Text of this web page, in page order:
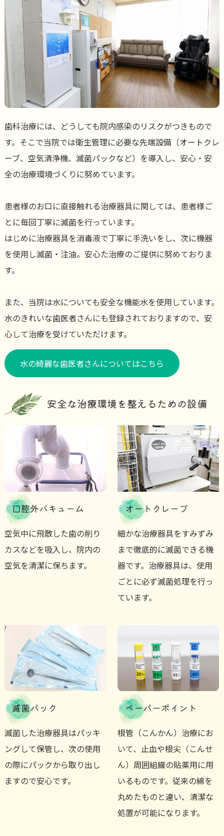
歯科治療には、どうしても院内感染のリスクがつきもので
す。そこで当院では衛生管理に必要な先端設備（オートクレ
ーブ、空気清浄機、滅菌パックなど）を導入し、安心・安
全の治療環境づくりに努めています。
患者様のお口に直接触れる治療器具に関しては、患者様ご
とに毎回丁寧に滅菌を行っています。
はじめに治療器具を消毒液で丁寧に手洗いをし、次に機器
を使用し滅菌・注油。安心た治療のご提供に努めておりま
す。
また、当院は水についても安全な機能水を使用しています。
水のきれいな歯医者さんにも登録されておりますので、安
心して治療を受けていただけます。
水の綺麗な歯医者さんについてはこちら
安全な治療環境を整えるための設備
口腔外バキューム
空気中に飛散した歯の削り
カスなどを吸入し、院内の
空気を清潔に保ちます。
オートクレーブ
細かな治療器具をすみずみ
まで徹底的に滅菌できる機
器です。治療器具は、使用
ごとに必ず滅菌処理を行っ
ています。
滅菌パック
滅菌した治療器具はパッキ
ングして保管し、次の使用
の際にパックから取り出し
ますので安心です。
ペーパーポイント
根管（こんかん）治療にお
いて、止血や根尖（こんせ
ん）周囲組織の貼薬用に用
いるものです。従来の綿を
丸めたものと違い、清潔な
処置が可能になります。